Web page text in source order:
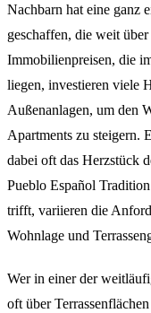
Nachbarn hat eine ganz
geschaffen, die weit
Immobilienpreisen, die
liegen, investieren viele
Außenanlagen, um den
Apartments zu steigern.
dabei oft das Herzstück
Pueblo Español
trifft, variieren die
Wohnlage und
Wer in einer der
oft über